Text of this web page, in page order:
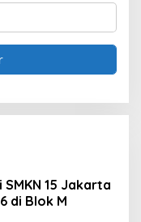
15 Jakarta
di Blok M